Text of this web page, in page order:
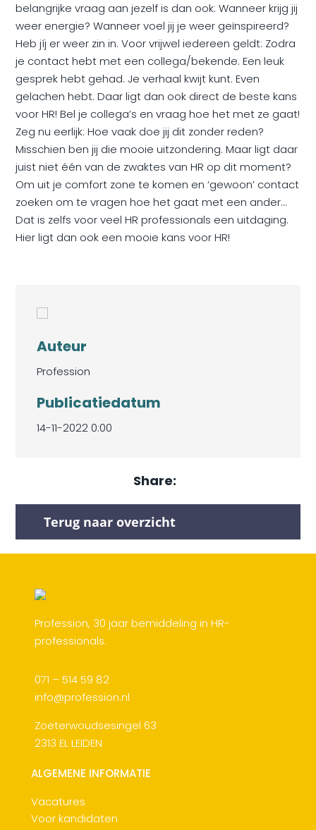
belangrijke vraag aan jezelf is dan ook: Wanneer krijg jij
weer energie? Wanneer voel jij je weer geïnspireerd?
Heb jíj er weer zin in. Voor vrijwel iedereen geldt: Zodra
je contact hebt met een collega/bekende. Een leuk
gesprek hebt gehad. Je verhaal kwijt kunt. Even
gelachen hebt. Daar ligt dan ook direct de beste kans
voor HR! Bel je collega’s en vraag hoe het met ze gaat!
Zeg nu eerlijk: Hoe vaak doe jij dit zonder reden?
Misschien ben jij die mooie uitzondering. Maar ligt daar
juist niet één van de zwaktes van HR op dit moment?
Om uit je comfort zone te komen en ‘gewoon’ contact
zoeken om te vragen hoe het gaat met een ander…
Dat is zelfs voor veel HR professionals een uitdaging.
Hier ligt dan ook een mooie kans voor HR!
Auteur
Profession
Publicatiedatum
14-11-2022 0:00
Share:
Terug naar overzicht
Profession, 30 jaar bemiddeling in HR-
professionals.
071 – 514 59 82
info@profession.nl
Zoeterwoudsesingel 63
2313 EL LEIDEN
ALGEMENE INFORMATIE
Vacatures
Voor kandidaten